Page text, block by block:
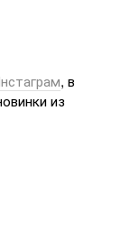
, в
из